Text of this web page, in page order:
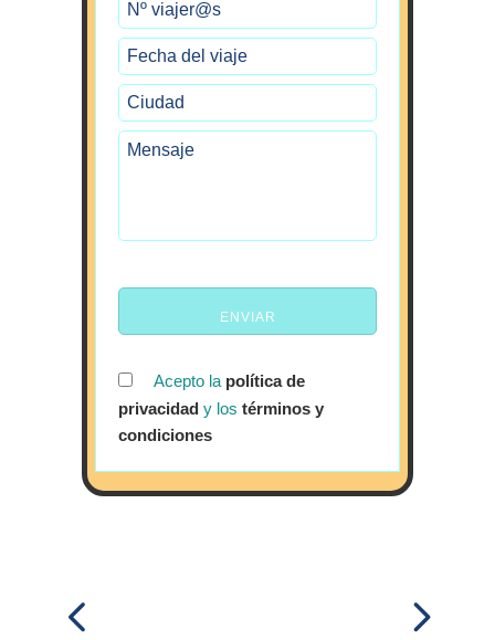
Acepto la política de
privacidad y los términos y
condiciones